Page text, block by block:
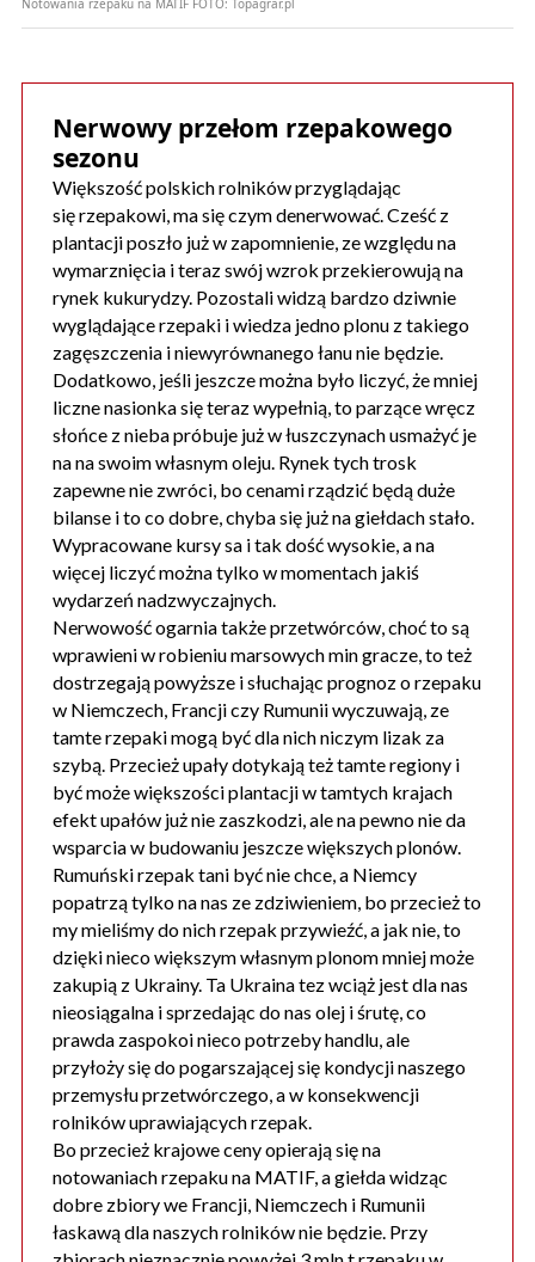
Notowania rzepaku na MATIF FOTO: Topagrar.pl
Nerwowy przełom rzepakowego
sezonu
Większość polskich rolników przyglądając
się rzepakowi, ma się czym denerwować. Cześć z
plantacji poszło już w zapomnienie, ze względu na
wymarznięcia i teraz swój wzrok przekierowują na
rynek kukurydzy. Pozostali widzą bardzo dziwnie
wyglądające rzepaki i wiedza jedno plonu z takiego
zagęszczenia i niewyrównanego łanu nie będzie.
Dodatkowo, jeśli jeszcze można było liczyć, że mniej
liczne nasionka się teraz wypełnią, to parzące wręcz
słońce z nieba próbuje już w łuszczynach usmażyć je
na na swoim własnym oleju. Rynek tych trosk
zapewne nie zwróci, bo cenami rządzić będą duże
bilanse i to co dobre, chyba się już na giełdach stało.
Wypracowane kursy sa i tak dość wysokie, a na
więcej liczyć można tylko w momentach jakiś
wydarzeń nadzwyczajnych.
Nerwowość ogarnia także przetwórców, choć to są
wprawieni w robieniu marsowych min gracze, to też
dostrzegają powyższe i słuchając prognoz o rzepaku
w Niemczech, Francji czy Rumunii wyczuwają, ze
tamte rzepaki mogą być dla nich niczym lizak za
szybą. Przecież upały dotykają też tamte regiony i
być może większości plantacji w tamtych krajach
efekt upałów już nie zaszkodzi, ale na pewno nie da
wsparcia w budowaniu jeszcze większych plonów.
Rumuński rzepak tani być nie chce, a Niemcy
popatrzą tylko na nas ze zdziwieniem, bo przecież to
my mieliśmy do nich rzepak przywieźć, a jak nie, to
dzięki nieco większym własnym plonom mniej może
zakupią z Ukrainy. Ta Ukraina tez wciąż jest dla nas
nieosiągalna i sprzedając do nas olej i śrutę, co
prawda zaspokoi nieco potrzeby handlu, ale
przyłoży się do pogarszającej się kondycji naszego
przemysłu przetwórczego, a w konsekwencji
rolników uprawiających rzepak.
Bo przecież krajowe ceny opierają się na
notowaniach rzepaku na MATIF, a giełda widząc
dobre zbiory we Francji, Niemczech i Rumunii
łaskawą dla naszych rolników nie będzie. Przy